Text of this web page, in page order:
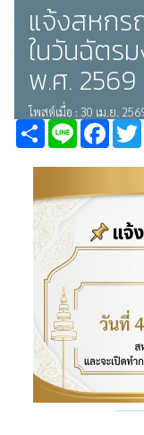
แจ้งสหกร
ในวันฉัตร
พ.ศ. 2569
โพสต์เมื่อ : 30 เม.ย.
ShareLine